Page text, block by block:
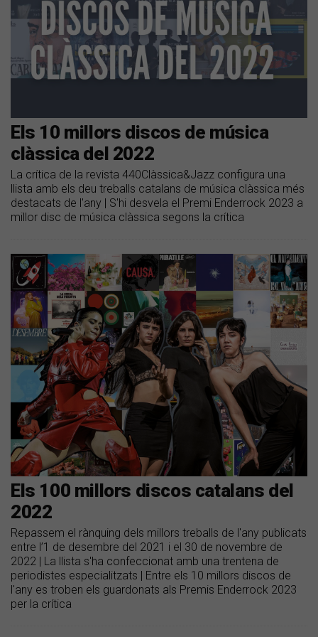
Els 10 millors discos de música
clàssica del 2022
La crítica de la revista 440Clàssica&Jazz configura una
llista amb els deu treballs catalans de música clàssica més
destacats de l'any | S'hi desvela el Premi Enderrock 2023 a
millor disc de música clàssica segons la crítica
Els 100 millors discos catalans del
2022
Repassem el rànquing dels millors treballs de l'any publicats
entre l’1 de desembre del 2021 i el 30 de novembre de
2022 | La llista s'ha confeccionat amb una trentena de
periodistes especialitzats | Entre els 10 millors discos de
l'any es troben els guardonats als Premis Enderrock 2023
per la crítica